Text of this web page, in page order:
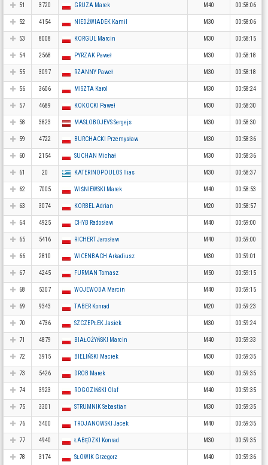
51 3720 GRUZA Marek M40 00:58:06
52 4154 NIEDŹWIADEK Kamil M30 00:58:06
53 8008 KORGUL Marcin M30 00:58:15
54 2568 PYRZAK Paweł M30 00:58:18
55 3097 RZANNY Paweł M30 00:58:18
56 3606 MISZTA Karol M30 00:58:24
57 4689 KOKOCKI Paweł M30 00:58:30
58 3823 MASLOBOJEVS Sergejs M30 00:58:30
59 4722 BURCHACKI Przemysław M30 00:58:36
60 2154 SUCHAN Michał M30 00:58:36
61 20 KATERINOPOULOS Ilias M30 00:58:37
62 7005 WIŚNIEWSKI Marek M40 00:58:53
63 3074 KORBEL Adrian M20 00:58:57
64 4925 CHYB Radosław M40 00:59:00
65 5416 RICHERT Jarosław M40 00:59:00
66 2810 WICENBACH Arkadiusz M30 00:59:01
67 4245 FURMAN Tomasz M50 00:59:15
68 5307 WOJEWODA Marcin M40 00:59:15
69 9343 TABER Konrad M20 00:59:23
70 4736 SZCZEPŁEK Jasiek M30 00:59:24
71 4879 BIAŁOŻYŃSKI Marcin M40 00:59:33
72 3915 BIELIŃSKI Maciek M30 00:59:35
73 5426 DROB Marek M30 00:59:35
74 3923 ROGOZIŃSKI Olaf M40 00:59:35
75 3301 STRUMNIK Sebastian M30 00:59:35
76 3400 TROJANOWSKI Jacek M40 00:59:35
77 4940 ŁABĘDZKI Konrad M30 00:59:35
78 3174 SŁOWIK Grzegorz M40 00:59:36